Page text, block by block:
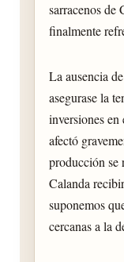
sarracenos de
finalmente
La ausencia
asegurase la
inversiones
afectó
producción se
Calanda
suponemos
cercanas a la